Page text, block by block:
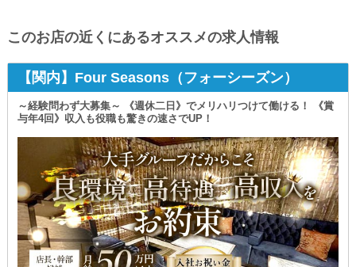
このお店の近くにあるオススメの求人情報
【関内】Four Seasons（フォーシーズン）
～経験問わず大募集～ 《週休二日》でメリハリつけて働ける！ 《賞
与年4回》収入も役職も驚きの速さでUP！